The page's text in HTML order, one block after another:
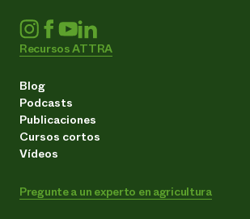
Recursos ATTRA
Blog
Podcasts
Publicaciones
Cursos cortos
Vídeos
Pregunte a un experto en agricultura